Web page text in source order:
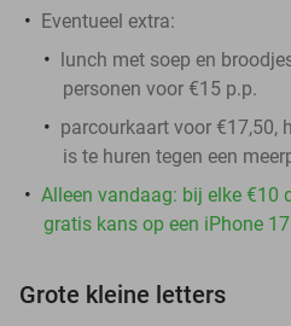
Eventueel extra:
lunch met soep en
personen voor €15 p.p.
parcourkaart voor €17,50,
is te huren tegen een
Alleen vandaag: bij elke €10
gratis kans op een iPhone
Grote kleine letters